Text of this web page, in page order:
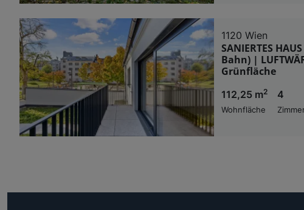
1120 Wien
SANIERTES
Bahn) |
Grünfläche
112,25 m2
Wohnfläche
4